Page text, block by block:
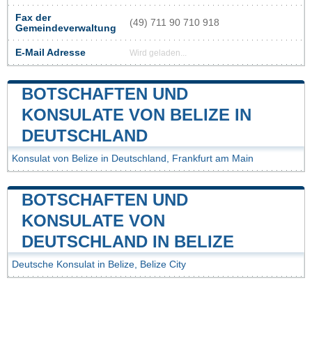
Fax der
Gemeindeverwaltung
(49) 711 90 710 918
E-Mail Adresse Wird geladen...
BOTSCHAFTEN UND
KONSULATE VON BELIZE IN
DEUTSCHLAND
Konsulat von Belize in Deutschland, Frankfurt am Main
BOTSCHAFTEN UND
KONSULATE VON
DEUTSCHLAND IN BELIZE
Deutsche Konsulat in Belize, Belize City